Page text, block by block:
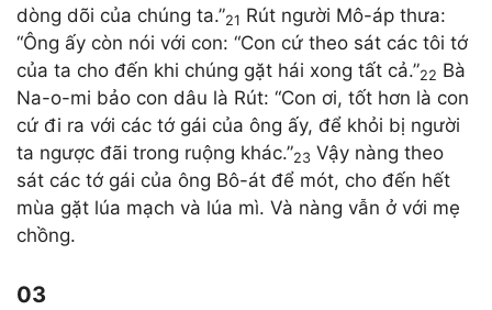
dòng dõi của chúng ta.”21 Rút người Mô-áp thưa:
“Ông ấy còn nói với con: “Con cứ theo sát các tôi tớ
của ta cho đến khi chúng gặt hái xong tất cả.”22 Bà
Na-o-mi bảo con dâu là Rút: “Con ơi, tốt hơn là con
cứ đi ra với các tớ gái của ông ấy, để khỏi bị người
ta ngược đãi trong ruộng khác.”23 Vậy nàng theo
sát các tớ gái của ông Bô-át để mót, cho đến hết
mùa gặt lúa mạch và lúa mì. Và nàng vẫn ở với mẹ
chồng.
03